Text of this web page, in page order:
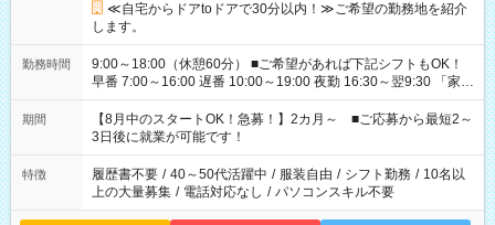
≪自宅からドアtoドアで30分以内！≫ご希望の勤務地を紹介
します。
勤務時間
9:00～18:00（休憩60分） ■ご希望があれば下記シフトもOK！
早番 7:00～16:00 遅番 10:00～19:00 夜勤 16:30～翌9:30 「家族
と休みを合わせたい」 「余裕を持って夕飯の準備がしたい」
「できれば残業はしたくない」 など、ご希望を教えてください
ね。 ※Wワーク希望の方へ 今ご覧のお仕事で希望する勤務時間
と、もう1つのお仕事の勤務時間。 合計で週40時間を超える場
合は応募できません。
期間
【8月中のスタートOK！急募！】2カ月～ ■ご応募から最短2～
3日後に就業が可能です！
特徴 履歴書不要 / 40～50代活躍中 / 服装自由 / シフト勤務 / 10名以
上の大量募集 / 電話対応なし / パソコンスキル不要